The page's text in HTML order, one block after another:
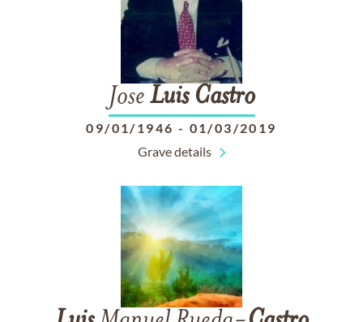
Jose Luis Castro
09/01/1946 - 01/03/2019
Grave details